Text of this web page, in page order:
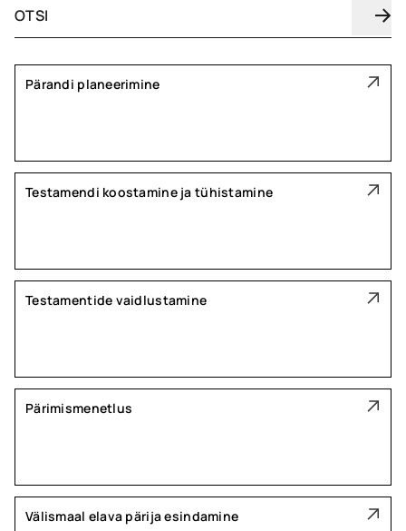
Pärandi planeerimine
Testamendi koostamine ja tühistamine
Testamentide vaidlustamine
Pärimismenetlus
Välismaal elava pärija esindamine